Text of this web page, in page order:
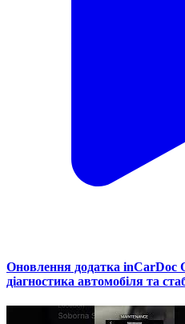
Оновлення додатка inCarDoc
діагностика автомобіля та